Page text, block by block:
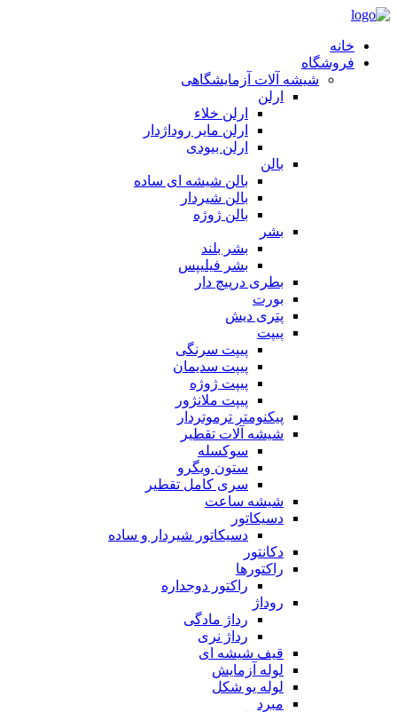
خانه
فروشگاه
شیشه آلات آزمایشگاهی
ارلن
ارلن خلاء
ارلن مایر روداژدار
ارلن بیودی
بالن
بالن شیشه ای ساده
بالن شیردار
بالن ژوژه
بشر
بشر بلند
بشر فیلیپس
بطری درپیچ دار
بورت
پتری دیش
پیپت
پیپت سرنگی
پیپت سدیمان
پیپت ژوژه
پیپت ملانژور
پیکنومتر ترموتردار
شیشه آلات تقطیر
سوکسله
ستون ویگرو
سری کامل تقطیر
شیشه ساعت
دسیکاتور
دسیکاتور شیردار و ساده
دکانتور
راکتورها
راکتور دوجداره
روداژ
رداژ مادگی
رداژ نری
قیف شیشه ای
لوله آزمایش
لوله یو شکل
مبرد